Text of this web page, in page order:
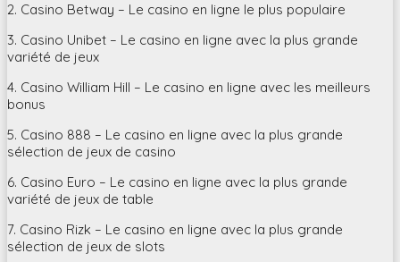
2. Casino Betway – Le casino en ligne le plus populaire
3. Casino Unibet – Le casino en ligne avec la plus grande
variété de jeux
4. Casino William Hill – Le casino en ligne avec les meilleurs
bonus
5. Casino 888 – Le casino en ligne avec la plus grande
sélection de jeux de casino
6. Casino Euro – Le casino en ligne avec la plus grande
variété de jeux de table
7. Casino Rizk – Le casino en ligne avec la plus grande
sélection de jeux de slots